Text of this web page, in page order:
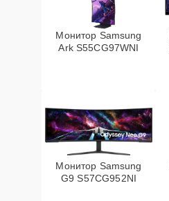
Монитор Samsung
Ark S55CG97WNI
Монитор Samsung
G9 S57CG952NI